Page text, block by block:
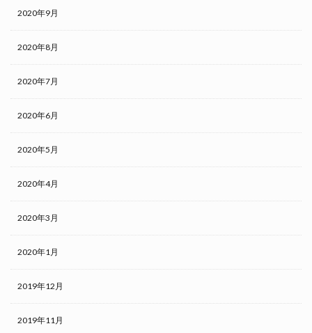
2020年9月
2020年8月
2020年7月
2020年6月
2020年5月
2020年4月
2020年3月
2020年1月
2019年12月
2019年11月